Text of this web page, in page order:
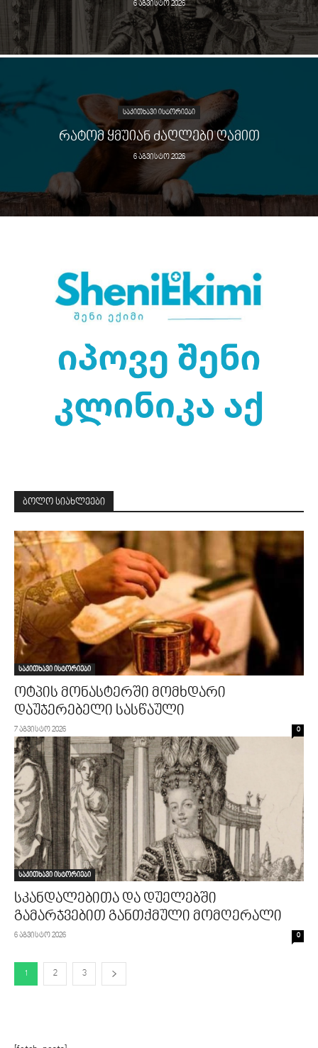
6 აგვისტო 2026
ᲡᲐᲙᲘᲗᲮᲐᲕᲘ ᲘᲡᲢᲝᲠᲘᲔᲑᲘ
ᲠᲐᲢᲝᲛ ᲧᲛᲣᲘᲐᲜ ᲫᲐᲦᲚᲔᲑᲘ ᲦᲐᲛᲘᲗ
6 აგვისტო 2026
ბოლო სიახლეები
საკითხავი ისტორიები
ოტპის მონასტერში მომხდარი
დაუჯერებელი სასწაული
7 აგვისტო 2026 0
საკითხავი ისტორიები
სკანდალებითა და დუელებში
გამარჯვებით განთქმული მომღერალი
6 აგვისტო 2026 0
1 2 3